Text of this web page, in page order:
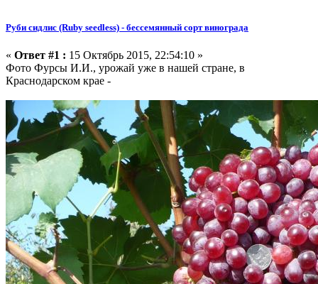
Руби сидлис (Ruby seedless) - бессемянный сорт винограда
« Ответ #1 : 15 Октябрь 2015, 22:54:10 »
Фото Фурсы И.И., урожай уже в нашей стране, в
Краснодарском крае -